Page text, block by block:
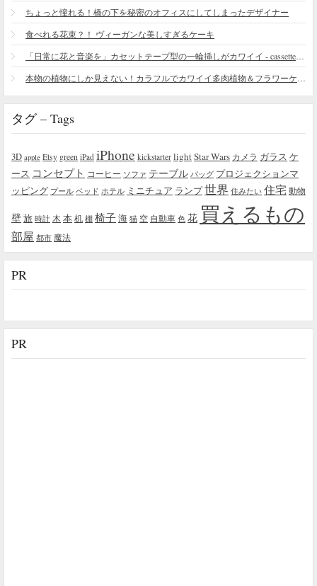
ちょっと憧れる！橋の下を秘密のオフィスにしてしまったデザイナー
食べれる花束？！ ヴィーガンな美しすぎるケーキ
タグ – Tags
3D apple Etsy green iPad iPhone kickstarter lightStar Wars カメラ ガラス ケ
ース コンセプト コーヒー ソファ テーブル バッグ プロジェクションマ
ッピング プール ベッド ホテル ミニチュア ランプ世界 住みたい 住宅 動物
壁旅 時計 木 本机 棚 椅子海 猫 空 自動車 色 花 買えるもの
部屋 都市 魔法
PR
PR